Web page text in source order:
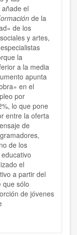
el
de la
de los
y artes,
la
a la media
apunta
en el
por
lo que pone
entre la oferta
de
de los
el
a partir del
que sólo
de jóvenes